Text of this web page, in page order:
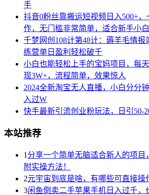
手
抖音0粉丝靠搬运短视频日入500+
作，无门槛非常简单，适合新手小白
千梦网创108计第48计：薅羊毛情报
练营单日盈利轻松破千
小白也能轻松上手的宝妈项目，每
现3W+，流程简单，效果惊人
2024全新淘宝无人直播，小白分分
入过W
快手最新引流创业粉玩法，日引50-
本站推荐
1 分享一个简单无脑适合新人的项目
附实操方法！
2元宇宙到底是啥，有哪些可直接操
3闲鱼倒卖二手苹果手机日入过千，